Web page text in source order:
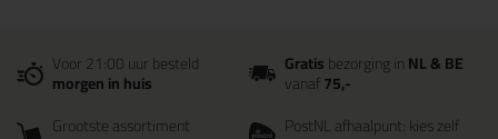
Voor 21:00 uur besteld
morgen in huis
Gratisbezorging inNL & BE
vanaf75,-
Grootste assortiment
PostNL afhaalpunt: kies zelf